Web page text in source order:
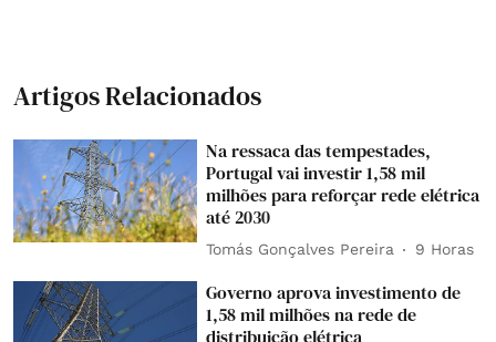
Artigos Relacionados
Na ressaca das tempestades,
Portugal vai investir 1,58 mil
milhões para reforçar rede elétrica
até 2030
Tomás Gonçalves Pereira 9 Horas
Governo aprova investimento de
1,58 mil milhões na rede de
distribuição elétrica